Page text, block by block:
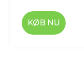
KØB NU